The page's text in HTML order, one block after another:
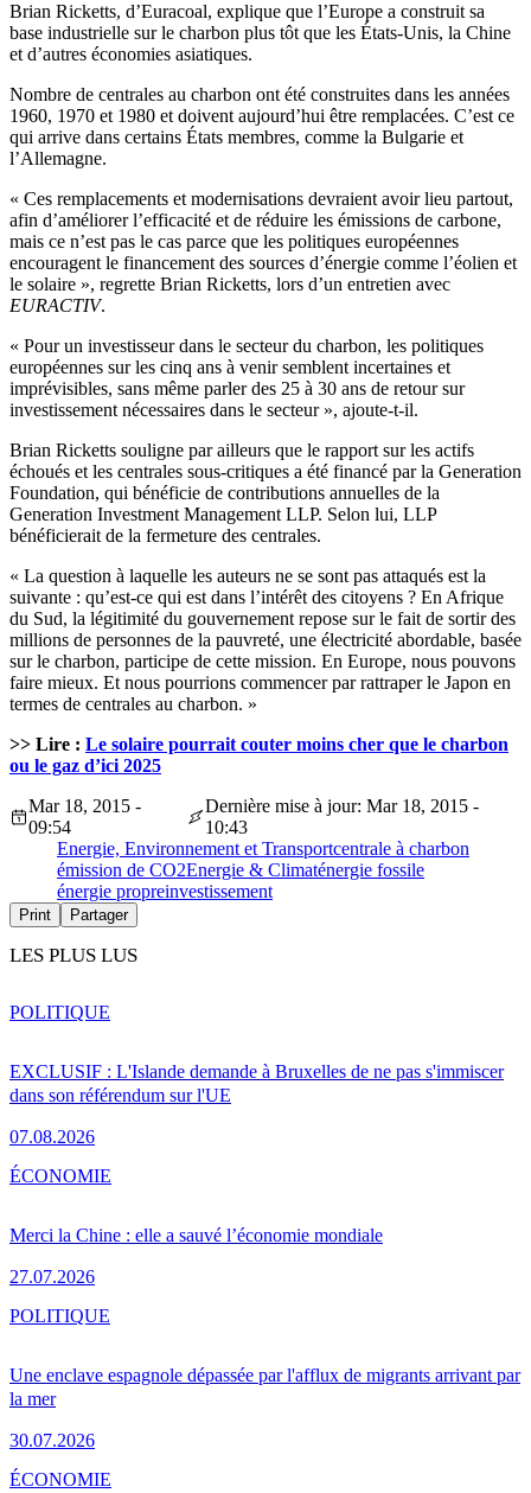
Brian Ricketts, d’Euracoal, explique que l’Europe a construit sa
base industrielle sur le charbon plus tôt que les États-Unis, la Chine
et d’autres économies asiatiques.
Nombre de centrales au charbon ont été construites dans les années
1960, 1970 et 1980 et doivent aujourd’hui être remplacées. C’est ce
qui arrive dans certains États membres, comme la Bulgarie et
l’Allemagne.
« Ces remplacements et modernisations devraient avoir lieu partout,
afin d’améliorer l’efficacité et de réduire les émissions de carbone,
mais ce n’est pas le cas parce que les politiques européennes
encouragent le financement des sources d’énergie comme l’éolien et
le solaire », regrette Brian Ricketts, lors d’un entretien avec
EURACTIV.
« Pour un investisseur dans le secteur du charbon, les politiques
européennes sur les cinq ans à venir semblent incertaines et
imprévisibles, sans même parler des 25 à 30 ans de retour sur
investissement nécessaires dans le secteur », ajoute-t-il.
Brian Ricketts souligne par ailleurs que le rapport sur les actifs
échoués et les centrales sous-critiques a été financé par la Generation
Foundation, qui bénéficie de contributions annuelles de la
Generation Investment Management LLP. Selon lui, LLP
bénéficierait de la fermeture des centrales.
« La question à laquelle les auteurs ne se sont pas attaqués est la
suivante : qu’est-ce qui est dans l’intérêt des citoyens ? En Afrique
du Sud, la légitimité du gouvernement repose sur le fait de sortir des
millions de personnes de la pauvreté, une électricité abordable, basée
sur le charbon, participe de cette mission. En Europe, nous pouvons
faire mieux. Et nous pourrions commencer par rattraper le Japon en
termes de centrales au charbon. »
>> Lire : Le solaire pourrait couter moins cher que le charbon
ou le gaz d’ici 2025
Mar 18, 2015 -
09:54
Dernière mise à jour: Mar 18, 2015 -
10:43
Energie, Environnement et Transportcentrale à charbon
émission de CO2Energie & Climaténergie fossile
énergie propreinvestissement
Print Partager
LES PLUS LUS
EXCLUSIF : L'Islande demande à Bruxelles de ne pas s'immiscer
dans son référendum sur l'UE
07.08.2026
POLITIQUE
Merci la Chine : elle a sauvé l’économie mondiale
27.07.2026
ÉCONOMIE
Une enclave espagnole dépassée par l'afflux de migrants arrivant par
la mer
30.07.2026
POLITIQUE
ÉCONOMIE